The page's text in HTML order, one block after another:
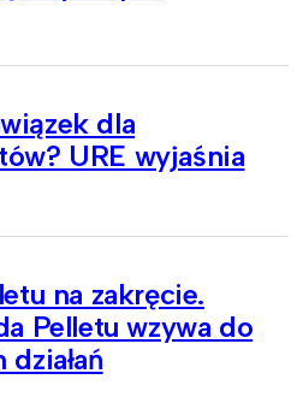
dla
URE wyjaśnia
na zakręcie.
Pelletu wzywa do